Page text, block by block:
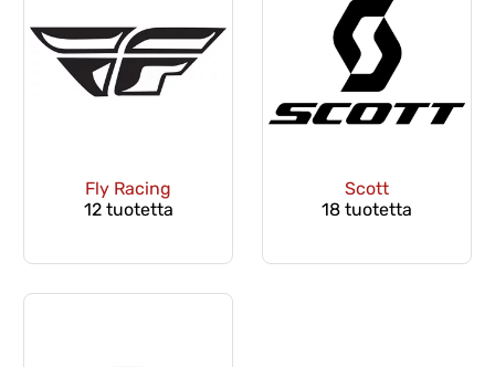
Fly Racing
12 tuotetta
Scott
18 tuotetta